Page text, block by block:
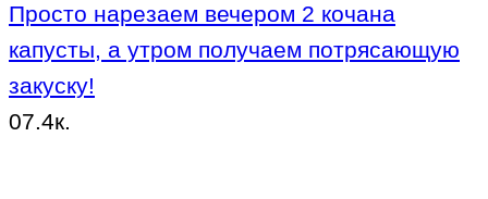
Просто нарезаем вечером 2 кочана
капусты, а утром получаем потрясающую
закуску!
07.4к.